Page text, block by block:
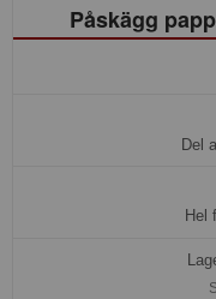
Påskägg
Del
Hel